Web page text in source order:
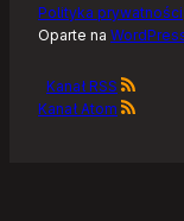
Polityka
Oparte na
Kanał RSS
Kanał Atom